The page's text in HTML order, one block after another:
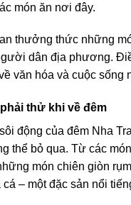
món ăn nơi đây.
thưởng thức những
dân địa phương.
văn hóa và cuộc sống
thử khi về đêm
động của đêm Nha
thể bỏ qua. Từ các
món chiên giòn
– một đặc sản nổi